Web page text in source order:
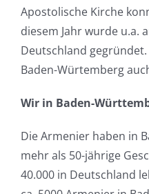
Apostolische Kirche
diesem Jahr wurde u.a.
Deutschland
Baden-Würtemberg
Wir in Baden-
Die Armenier haben in
mehr als 50-jährige
40.000 in Deutschland